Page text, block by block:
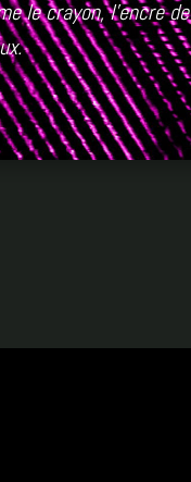
le crayon, l’encre de